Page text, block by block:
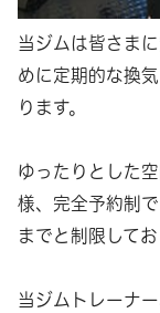
当ジムは皆さま
めに定期的な換
ります。
ゆったりとした
様、完全予約制
までと制限してお
当ジムトレーナ